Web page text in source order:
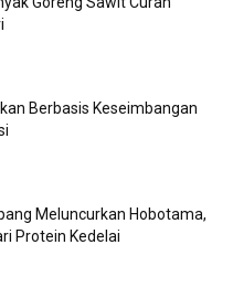
Berbasis Keseimbangan
Meluncurkan Hobotama,
Protein Kedelai